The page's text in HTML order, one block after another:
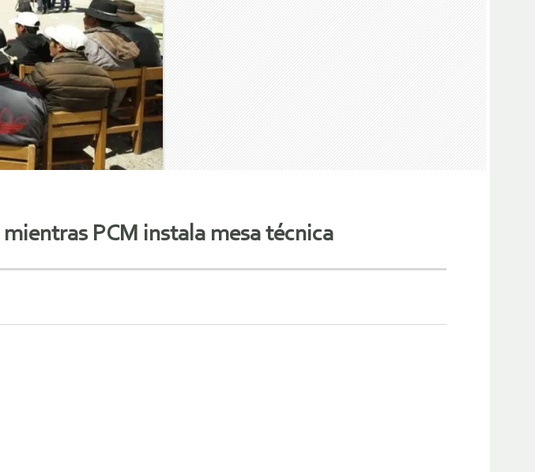
PCM instala mesa técnica